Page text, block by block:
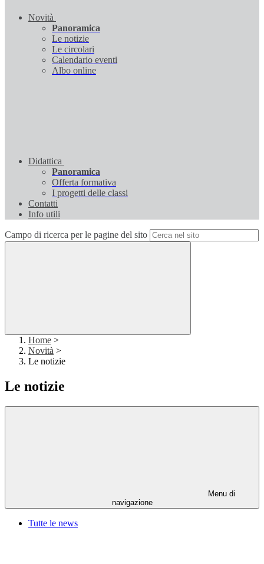
Novità
Panoramica
Le notizie
Le circolari
Calendario eventi
Albo online
Didattica
Panoramica
Offerta formativa
I progetti delle classi
Contatti
Info utili
Campo di ricerca per le pagine del sito
Home >
Novità >
Le notizie
Le notizie
Menu di
navigazione
Tutte le news